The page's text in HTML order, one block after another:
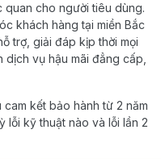
quan cho người tiêu dùng.
khách hàng tại miền Bắc
trợ, giải đáp kịp thời mọi
vụ hậu mãi đẳng cấp,
kết bảo hành từ 2 năm
lỗi kỹ thuật nào và lỗi lần 2